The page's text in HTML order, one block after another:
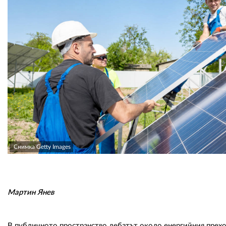
Снимка Getty Images
Мартин Янев